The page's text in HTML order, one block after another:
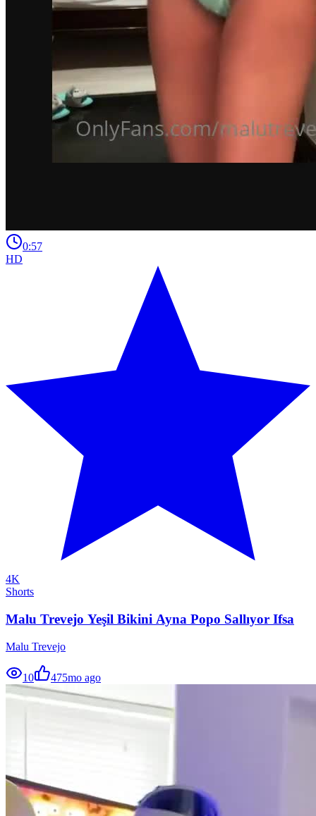
0:57
HD
4K
Shorts
Malu Trevejo Yeşil Bikini Ayna Popo Sallıyor Ifsa
Malu Trevejo
10 475mo ago